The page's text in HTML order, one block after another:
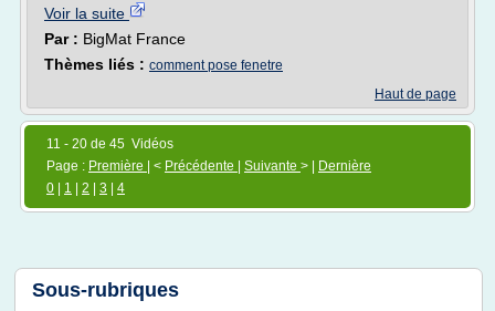
Voir la suite
Par : BigMat France
Thèmes liés : comment pose fenetre
Haut de page
11 - 20 de 45 Vidéos
Page : Première | < Précédente Suivante > |
Dernière
0
1 2 3 4
Sous-rubriques